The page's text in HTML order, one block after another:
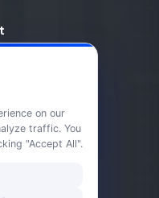
44
on our
traffic. You
"Accept All".